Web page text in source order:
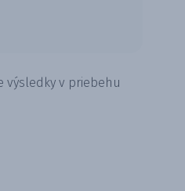
výsledky v priebehu